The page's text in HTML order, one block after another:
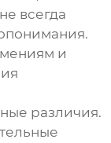
всегда
и
различия.